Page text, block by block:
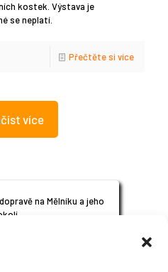
kostek. Výstava je
se neplatí.
Přečtěte si více
více
na Mělníku a jeho